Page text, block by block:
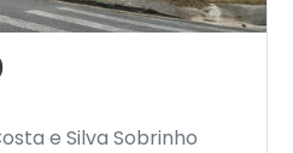
e Silva Sobrinho